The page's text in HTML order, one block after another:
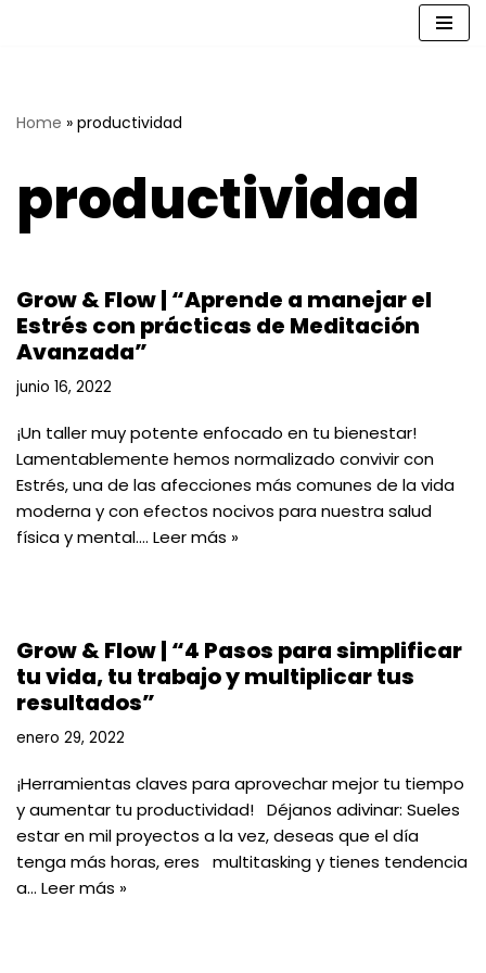
Home » productividad
productividad
Grow & Flow | “Aprende a manejar el
Estrés con prácticas de Meditación
Avanzada”
junio 16, 2022
¡Un taller muy potente enfocado en tu bienestar!
Lamentablemente hemos normalizado convivir con
Estrés, una de las afecciones más comunes de la vida
moderna y con efectos nocivos para nuestra salud
física y mental.… Leer más »
Grow & Flow | “4 Pasos para simplificar
tu vida, tu trabajo y multiplicar tus
resultados”
enero 29, 2022
¡Herramientas claves para aprovechar mejor tu tiempo
y aumentar tu productividad! Déjanos adivinar: Sueles
estar en mil proyectos a la vez, deseas que el día
tenga más horas, eres multitasking y tienes tendencia
a… Leer más »